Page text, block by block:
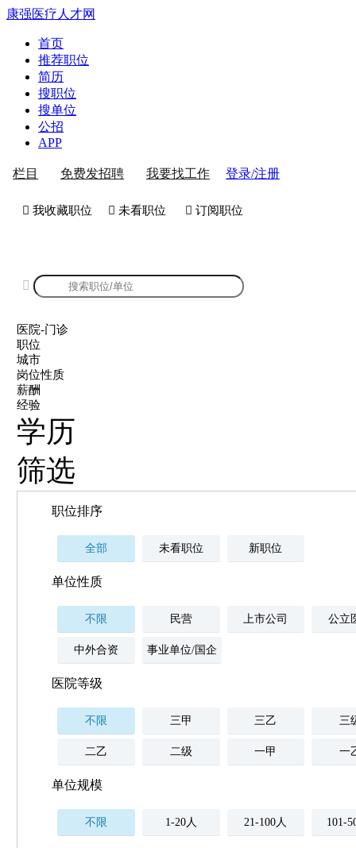
康强医疗人才网
首页
推荐职位
简历
搜职位
搜单位
公招
APP
栏目 免费发招聘 我要找工作 登录/注册
 我收藏职位  未看职位  订阅职位

医院-门诊
职位
城市
岗位性质
薪酬
经验
学历
筛选
职位排序
全部 未看职位 新职位
单位性质
不限 民营 上市公司 公立
中外合资 事业单位/国企
医院等级
不限 三甲 三乙 三
二乙 二级 一甲 一
单位规模
不限 1-20人 21-100人 101-